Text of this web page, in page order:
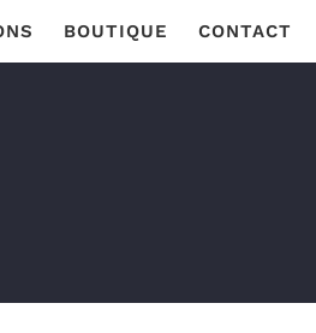
BOUTIQUE CONTACT